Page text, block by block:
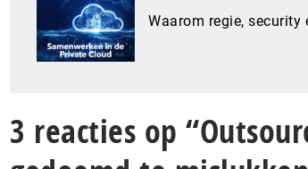
Waarom regie,
3 reacties op